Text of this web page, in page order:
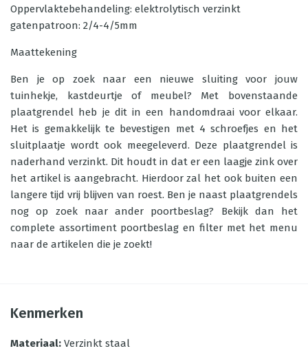
Oppervlaktebehandeling: elektrolytisch verzinkt
gatenpatroon: 2/4-4/5mm
Maattekening
Ben je op zoek naar een nieuwe sluiting voor jouw
tuinhekje, kastdeurtje of meubel? Met bovenstaande
plaatgrendel heb je dit in een handomdraai voor elkaar.
Het is gemakkelijk te bevestigen met 4 schroefjes en het
sluitplaatje wordt ook meegeleverd. Deze plaatgrendel is
naderhand verzinkt. Dit houdt in dat er een laagje zink over
het artikel is aangebracht. Hierdoor zal het ook buiten een
langere tijd vrij blijven van roest. Ben je naast plaatgrendels
nog op zoek naar ander poortbeslag? Bekijk dan het
complete assortiment poortbeslag en filter met het menu
naar de artikelen die je zoekt!
Kenmerken
Materiaal: Verzinkt staal